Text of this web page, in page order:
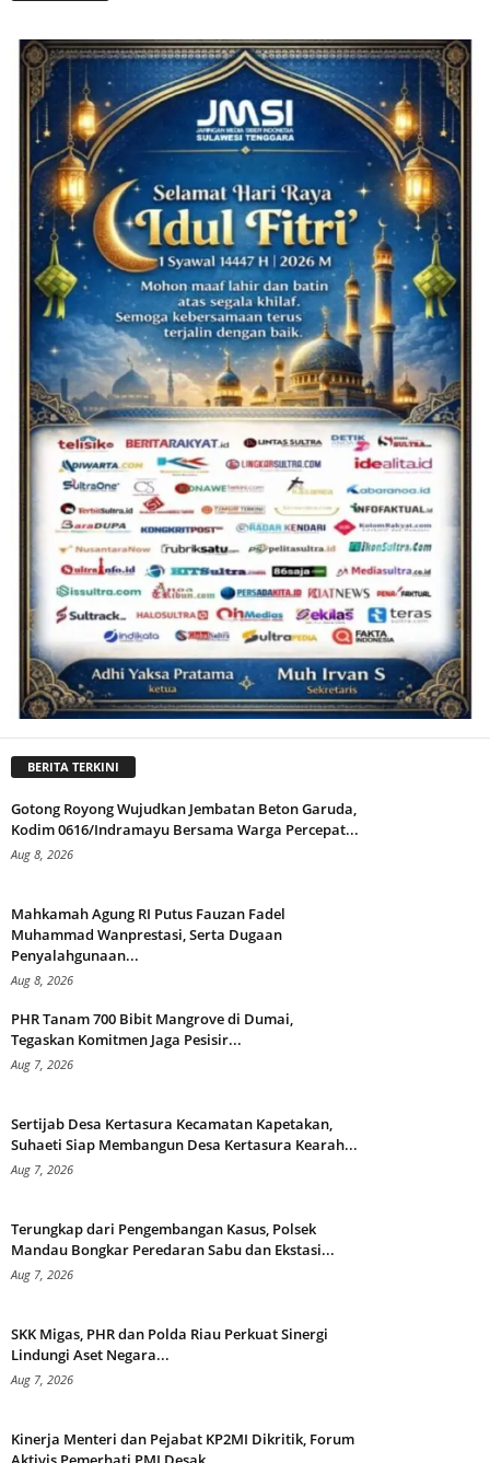
BERITA TERKINI
Gotong Royong Wujudkan Jembatan Beton Garuda,
Kodim 0616/Indramayu Bersama Warga Percepat...
Aug 8, 2026
Mahkamah Agung RI Putus Fauzan Fadel
Muhammad Wanprestasi, Serta Dugaan
Penyalahgunaan...
Aug 8, 2026
PHR Tanam 700 Bibit Mangrove di Dumai,
Tegaskan Komitmen Jaga Pesisir...
Aug 7, 2026
Sertijab Desa Kertasura Kecamatan Kapetakan,
Suhaeti Siap Membangun Desa Kertasura Kearah...
Aug 7, 2026
Terungkap dari Pengembangan Kasus, Polsek
Mandau Bongkar Peredaran Sabu dan Ekstasi...
Aug 7, 2026
SKK Migas, PHR dan Polda Riau Perkuat Sinergi
Lindungi Aset Negara...
Aug 7, 2026
Kinerja Menteri dan Pejabat KP2MI Dikritik, Forum